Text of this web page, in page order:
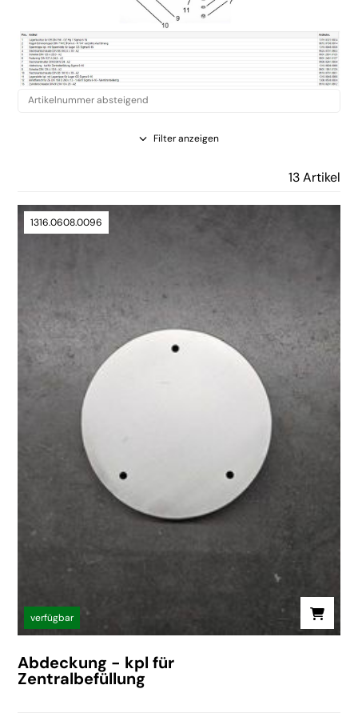
Filter anzeigen
13 Artikel
1316.0608.0096
verfügbar
Abdeckung - kpl für
Zentralbefüllung